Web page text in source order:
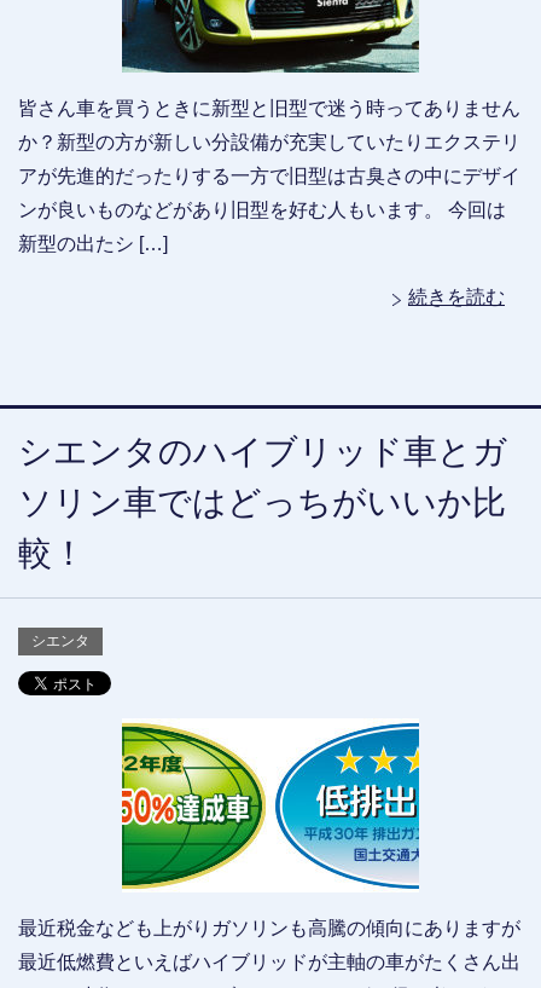
皆さん車を買うときに新型と旧型で迷う時ってありません
か？新型の方が新しい分設備が充実していたりエクステリ
アが先進的だったりする一方で旧型は古臭さの中にデザイ
ンが良いものなどがあり旧型を好む人もいます。 今回は
新型の出たシ […]
続きを読む
シエンタのハイブリッド車とガ
ソリン車ではどっちがいいか比
較！
シエンタ
最近税金なども上がりガソリンも高騰の傾向にありますが
最近低燃費といえばハイブリッドが主軸の車がたくさん出